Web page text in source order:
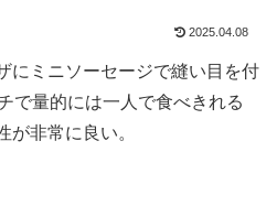
2025.04.08
にミニソーセージで縫い目を付
で量的には一人で食べきれる
が非常に良い。